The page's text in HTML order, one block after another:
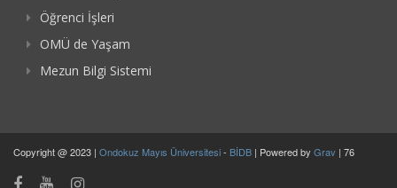
Öğrenci İşleri
OMÜ de Yaşam
Mezun Bilgi Sistemi
Copyright @ 2023 | Ondokuz Mayıs Üniversitesi- BİDB | Powered by Grav | 76